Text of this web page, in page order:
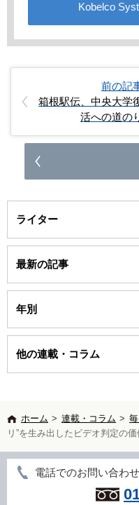
Kobelco
前の記
箱根駅伝、中央大学
活への道の
ライター
最新の記事
年別
他の連載・コラム
ホーム > 連載・コラム >
リ”を生み出したビデオ判定の価
電話でのお問い合わせ